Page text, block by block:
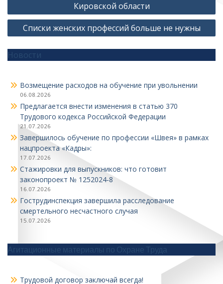
Кировской области
Списки женских профессий больше не нужны
Новости
Возмещение расходов на обучение при увольнении
06.08.2026
Предлагается внести изменения в статью 370
Трудового кодекса Российской Федерации
21.07.2026
Завершилось обучение по профессии «Швея» в рамках
нацпроекта «Кадры»:
17.07.2026
Стажировки для выпускников: что готовит
законопроект № 1252024‑8
16.07.2026
Гострудинспекция завершила расследование
смертельного несчастного случая
15.07.2026
Агитационные материалы по Охране Труда
Трудовой договор заключай всегда!